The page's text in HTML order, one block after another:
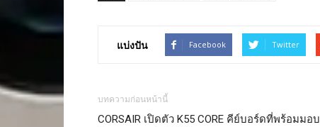
แบ่งปัน Facebook Twitter
บทความก่อนหน้านี้
CORSAIR เปิดตัว K55 CORE คีย์บอร์ดที่พร้อมมอบ